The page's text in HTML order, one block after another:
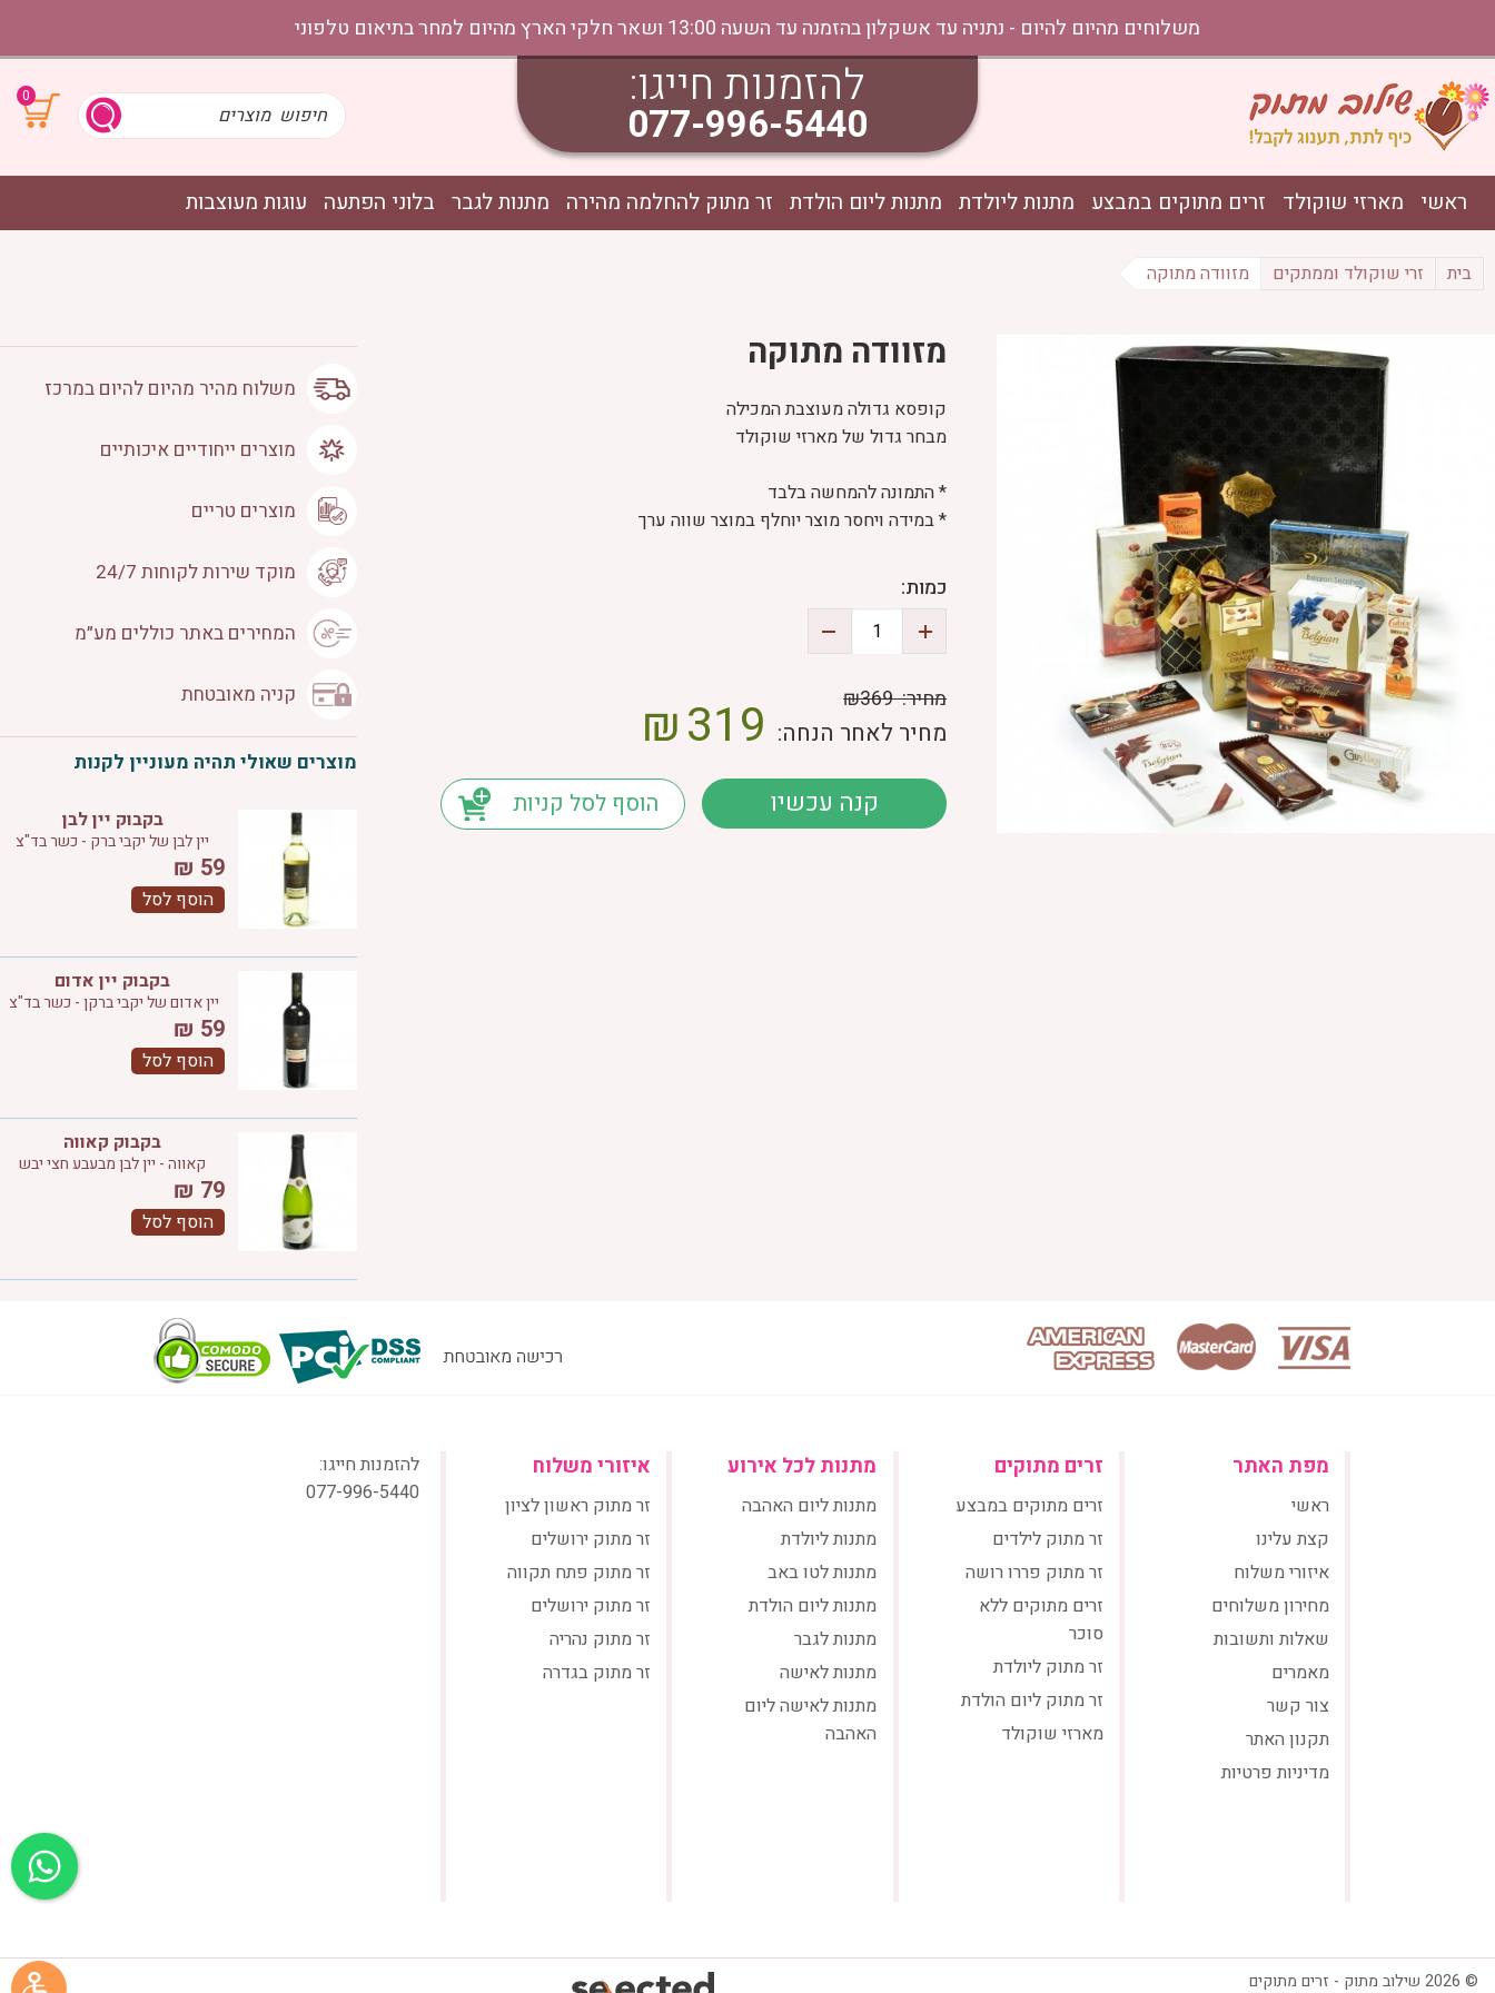
משלוחים מהיום להיום - נתניה עד אשקלון בהזמנה עד השעה 13:00 ושאר חלקי הארץ מהיום למחר בתיאום טלפוני
להזמנות חייגו:
077-996-5440
0
ראשי מארזי שוקולד זרים מתוקים במבצע מתנות ליולדת מתנות ליום הולדת זר מתוק להחלמה מהירה מתנות לגבר בלוני הפתעה עוגות מעוצבות
בית זרי שוקולד וממתקים מזוודה מתוקה
מזוודה מתוקה
קופסא גדולה מעוצבת המכילה
מבחר גדול של מארזי שוקולד
* התמונה להמחשה בלבד
* במידה ויחסר מוצר יוחלף במוצר שווה ערך
כמות:
מחיר:₪369
מחיר לאחר הנחה: 319
₪
קנה עכשיו הוסף לסל קניות
משלוח מהיר מהיום להיום במרכז
מוצרים ייחודיים איכותיים
מוצרים טריים
מוקד שירות לקוחות 24/7
המחירים באתר כוללים מע״מ
קניה מאובטחת
מוצרים שאולי תהיה מעוניין לקנות
בקבוק יין לבן
יין לבן של יקבי ברק - כשר בד"צ
59
₪
הוסף לסל
בקבוק יין אדום
יין אדום של יקבי ברקן - כשר בד"צ
59
₪
הוסף לסל
בקבוק קאווה
קאווה - יין לבן מבעבע חצי יבש
79
₪
הוסף לסל
מפת האתר
ראשי
קצת עלינו
איזורי משלוח
מחירון משלוחים
שאלות ותשובות
מאמרים
צור קשר
תקנון האתר
מדיניות פרטיות
זרים מתוקים
זרים מתוקים במבצע
זר מתוק לילדים
זר מתוק פררו רושה
זרים מתוקים ללא
סוכר
זר מתוק ליולדת
זר מתוק ליום הולדת
מארזי שוקולד
מתנות לכל אירוע
מתנות ליום האהבה
מתנות ליולדת
מתנות לטו באב
מתנות ליום הולדת
מתנות לגבר
מתנות לאישה
מתנות לאישה ליום
האהבה
איזורי משלוח
זר מתוק ראשון לציון
זר מתוק ירושלים
זר מתוק פתח תקווה
זר מתוק ירושלים
זר מתוק נהריה
זר מתוק בגדרה
להזמנות חייגו:
077-996-5440
© 2026 שילוב מתוק - זרים מתוקים